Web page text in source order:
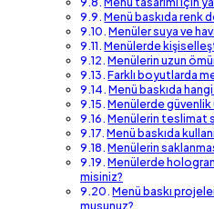
Menü baskıda renk
Menüler suya ve
Menülerde
Menülerin uzun
Farklı boyutlarda
Menü baskıda
Menülerde güvenlik
Menülerin teslimat
Menü baskıda
Menülerin
Menülerde
misiniz?
Menü baskı
musunuz?